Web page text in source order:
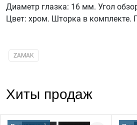
Диаметр глазка: 16 мм. Угол
Цвет: хром. Шторка в комплекте.
ZAMAK
Хиты продаж